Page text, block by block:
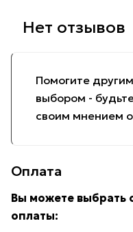
Помогите
выбором -
своим мнением
Нет отзывов
Оплата
Вы можете выбрать
оплаты: